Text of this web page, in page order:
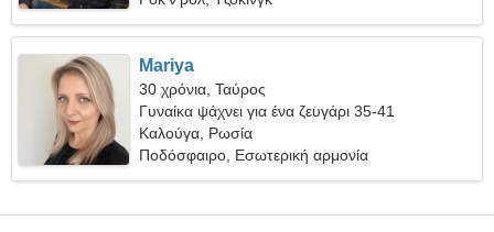
Mariya
30 χρόνια, Ταύρος
Γυναίκα ψάχνει για ένα ζευγάρι 35-41
Καλούγα, Ρωσία
Ποδόσφαιρο, Εσωτερική αρμονία